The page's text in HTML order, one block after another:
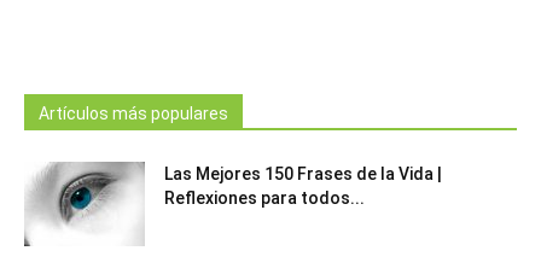
Artículos más populares
Las Mejores 150 Frases de la Vida |
Reflexiones para todos...